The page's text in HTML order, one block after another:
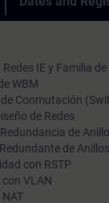
IE y Familia
WBM
Conmutación
de Redes
de
de Anillos
con RSTP
VLAN